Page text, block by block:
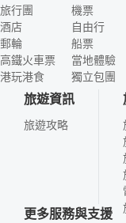
旅行團
酒店
郵輪
高鐵火車票
港玩港食
機票
自由行
船票
當地體驗
獨立包團
旅遊資訊
旅遊攻略
更多服務與支援